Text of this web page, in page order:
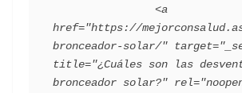
href="https://
bronceador-solar/"
title="¿Cuáles son las
bronceador solar?"